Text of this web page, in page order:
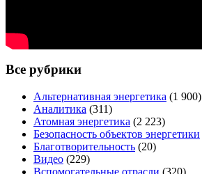
Все рубрики
Альтернативная энергетика (1 900)
Аналитика (311)
Атомная энергетика (2 223)
Безопасность объектов энергетики
Благотворительность (20)
Видео (229)